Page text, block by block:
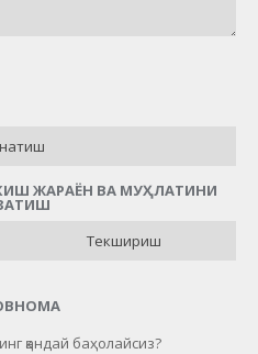
ЖАРАЁН ВА МУҲЛАТИНИ
Текшириш
қандай баҳолайсиз?